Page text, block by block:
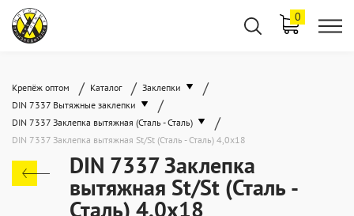
0
Крепёж оптом / Каталог / Заклепки /
DIN 7337 Вытяжные заклепки /
DIN 7337 Заклепка вытяжная (Сталь - Сталь) /
DIN 7337 Заклепка вытяжная St/St (Сталь - Сталь) 4,0x18
DIN 7337 Заклепка
вытяжная St/St (Сталь -
Сталь) 4,0x18